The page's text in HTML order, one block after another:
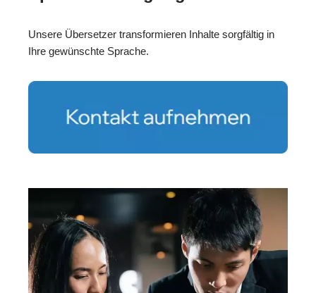
Unsere Übersetzer transformieren Inhalte sorgfältig in
Ihre gewünschte Sprache.